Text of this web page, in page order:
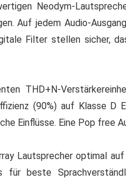
Neodym-
Auf jedem Audio-
Filter stellen sicher,
THD+N-
(90%) auf Klasse D
Einflüsse. Eine Pop free
Lautsprecher optimal
für beste